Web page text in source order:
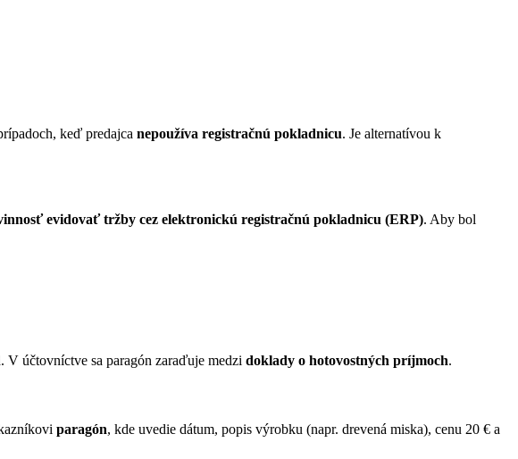
keď predajca nepoužíva registračnú pokladnicu. Je alternatívou k
evidovať tržby cez elektronickú registračnú pokladnicu (ERP). Aby bol
V účtovníctve sa paragón zaraďuje medzi doklady o hotovostných príjmoch.
paragón, kde uvedie dátum, popis výrobku (napr. drevená miska), cenu 20 € a